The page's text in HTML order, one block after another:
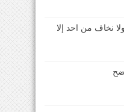
نخاف من احد إلا